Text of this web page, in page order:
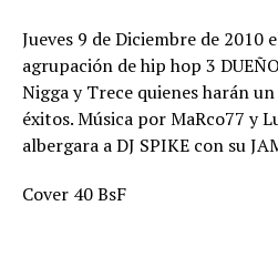
Jueves 9 de Diciembre de 2010
agrupación de hip hop 3
Nigga y Trece quienes harán
éxitos. Música por MaRco77 y
albergara a DJ SPIKE con su
Cover 40 BsF